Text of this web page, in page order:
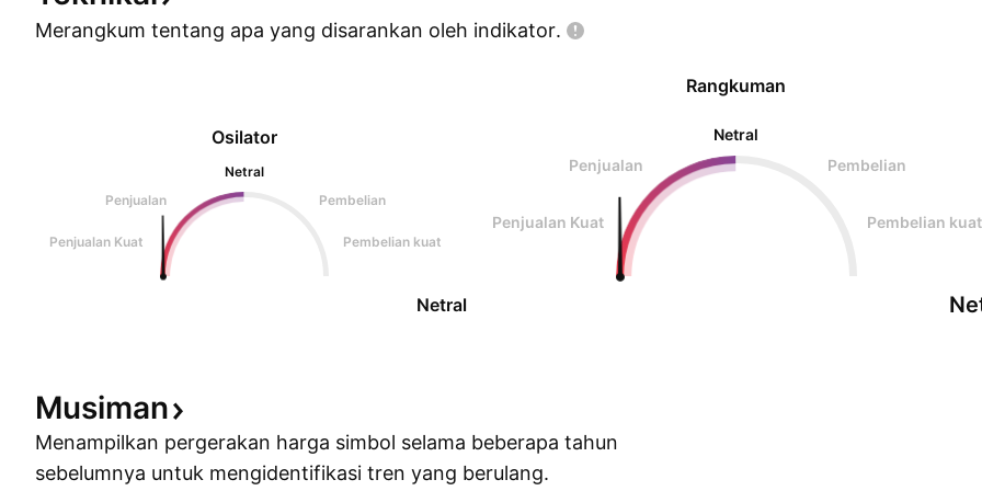
Merangkum tentang apa yang disarankan oleh indikator.
Osilator
Netral
Penjualan
Pembelian
Penjualan Kuat Pembelian kuat
Netral
Rangkuman
Netral
Penjualan
Pembelian
Penjualan Kuat Pembelian kuat
Musiman
Menampilkan pergerakan harga simbol selama beberapa tahun
sebelumnya untuk mengidentifikasi tren yang berulang.